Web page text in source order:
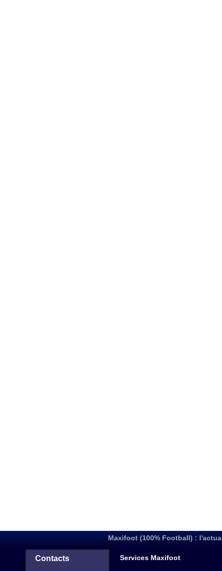
Maxifoot (100% Football) :
Contacts Services Maxifoot